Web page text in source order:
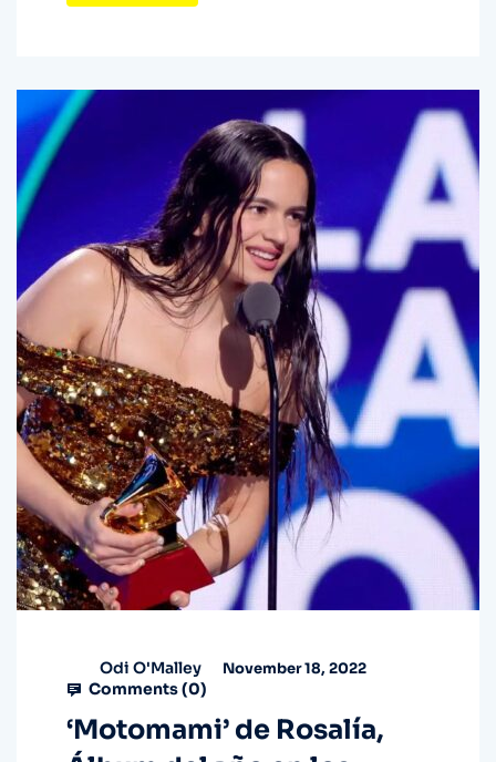
Odi O'Malley November 18, 2022
Comments (0)
‘Motomami’ de Rosalía,